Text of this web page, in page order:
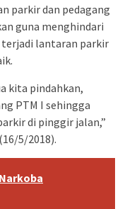
parkir dan pedagang
guna menghindari
terjadi lantaran parkir
kita pindahkan,
PTM I sehingga
di pinggir jalan,”
5/2018).